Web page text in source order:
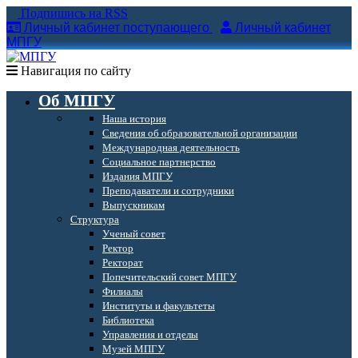
Подпишись на RSS
Личный кабинет поступающего
Личный кабинет
МПГУ
Навигация по сайту
Об МПГУ
Наша история
Сведения об образовательной организации
Международная деятельность
Социальное партнерство
Издания МПГУ
Преподаватели и сотрудники
Выпускникам
Структура
Ученый совет
Ректор
Ректорат
Попечительский совет МПГУ
Филиалы
Институты и факультеты
Библиотека
Управления и отделы
Музей МПГУ